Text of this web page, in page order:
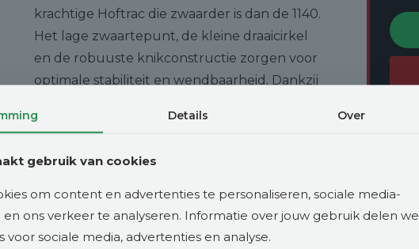
krachtige Hoftrac die zwaarder is dan de 1140.
Het lage zwaartepunt, de kleine draaicirkel
en de robuuste knikconstructie zorgen voor
optimale stabiliteit en wendbaarheid. Dankzij
zware assen en krachtige hydraulische
hefvermogen en duwkracht. De 3-cilinder
Perkins-motor met hydrostatische aandrijving
maakt de 1160 snel en soepel in gebruik,
ideaal voor intensief werk in krappe ruimtes.
Details Over
gebruik van cookies
om content en advertenties te personaliseren, sociale media-
ons verkeer te analyseren. Informatie over jouw gebruik delen we
sociale media, advertenties en analyse.